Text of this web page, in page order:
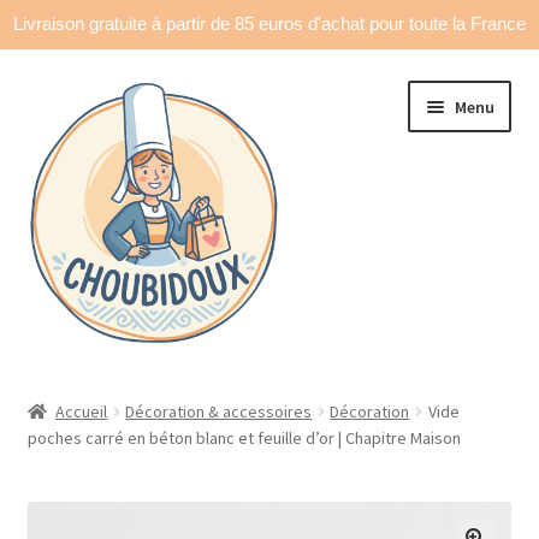
Livraison gratuite à partir de 85 euros d'achat pour toute la France
navigation
contenu
Menu
Made in France
Déco & accessoires
Ouvrir
le
Accueil Décoration & accessoires Décoration
Vide
poches carré en béton blanc et feuille d’or | Chapitre Maison